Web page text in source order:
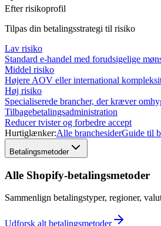
Efter risikoprofil
Tilpas din betalingsstrategi til risiko
Lav risiko
Standard e-handel med forudsigelige
Middel risiko
Højere AOV eller international
Høj risiko
Specialiserede brancher, der kræver
Tilbagebetalingsadministration
Reducer tvister og forbedre accept
Hurtiglænker:Alle branchesiderGuide til
Betalingsmetoder
Alle Shopify-betalingsmetoder
Sammenlign betalingstyper, regioner,
Udforsk alt betalingsmetoder